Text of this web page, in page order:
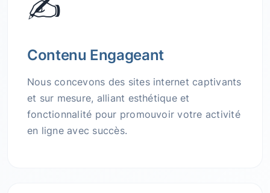
✍️
Contenu Engageant
Nous concevons des sites internet captivants
et sur mesure, alliant esthétique et
fonctionnalité pour promouvoir votre activité
en ligne avec succès.